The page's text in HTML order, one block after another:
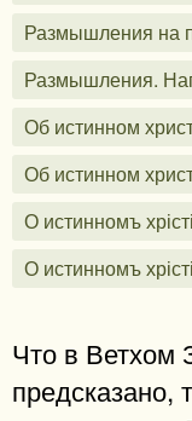
Размышления на
Размышления.
Об истинном
Об истинном
О истинномъ
О истинномъ
Что в Ветхом
предсказано,